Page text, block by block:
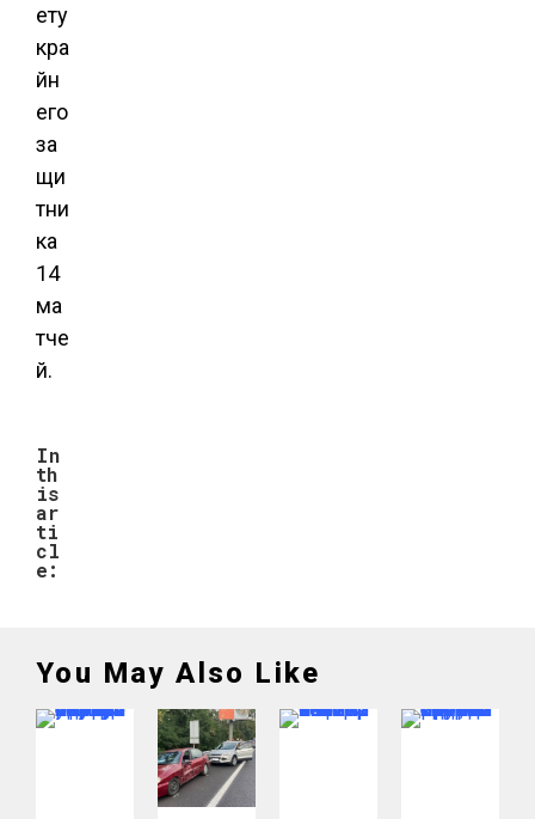
ету
кра
йн
его
за
щи
тни
ка
14
ма
тче
й.
In
th
is
ar
ti
cl
e:
You May Also Like